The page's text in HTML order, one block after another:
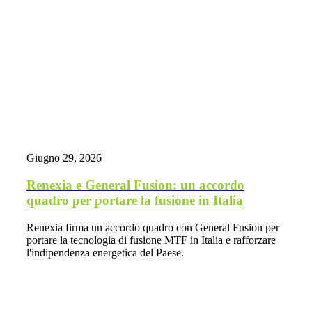
Giugno 29, 2026
Renexia e General Fusion: un accordo
quadro per portare la fusione in Italia
Renexia firma un accordo quadro con General Fusion per
portare la tecnologia di fusione MTF in Italia e rafforzare
l'indipendenza energetica del Paese.